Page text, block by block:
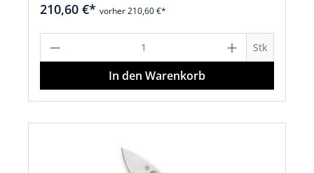
210,60 €* vorher 210,60 €*
Produkt Anzahl: Gib den Stk
In den Warenkorb